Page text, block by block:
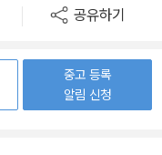
공유하기
중고 등록
알림 신청